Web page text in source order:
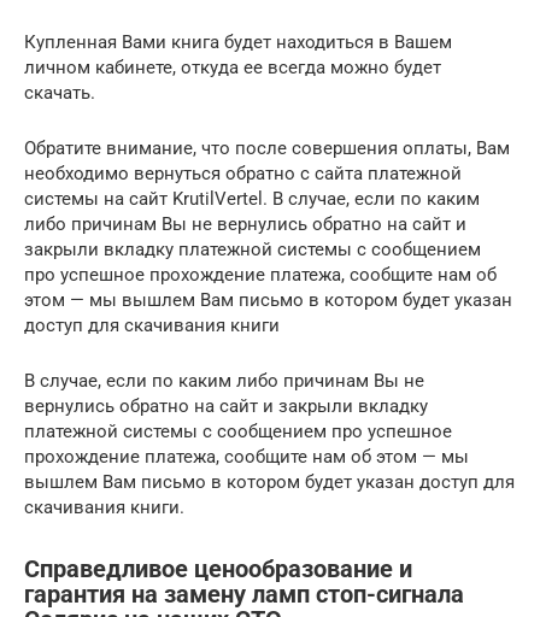
Купленная Вами книга будет находиться в Вашем
личном кабинете, откуда ее всегда можно будет
скачать.
Обратите внимание, что после совершения оплаты, Вам
необходимо вернуться обратно с сайта платежной
системы на сайт KrutilVertel. В случае, если по каким
либо причинам Вы не вернулись обратно на сайт и
закрыли вкладку платежной системы с сообщением
про успешное прохождение платежа, сообщите нам об
этом — мы вышлем Вам письмо в котором будет указан
доступ для скачивания книги
В случае, если по каким либо причинам Вы не
вернулись обратно на сайт и закрыли вкладку
платежной системы с сообщением про успешное
прохождение платежа, сообщите нам об этом — мы
вышлем Вам письмо в котором будет указан доступ для
скачивания книги.
Справедливое ценообразование и
гарантия на замену ламп стоп-сигнала